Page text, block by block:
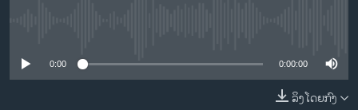
ຊີວິດຊາວລາວ
0:00 0:00:00
ລິງໂດຍກົງ